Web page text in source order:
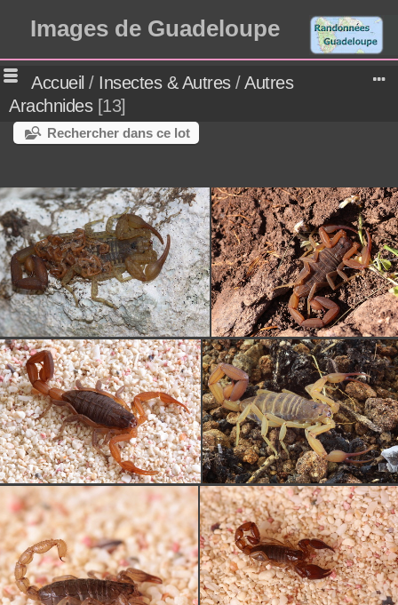
Images de Guadeloupe
Accueil / Insectes & Autres /Autres
Arachnides 13
Rechercher dans ce lot